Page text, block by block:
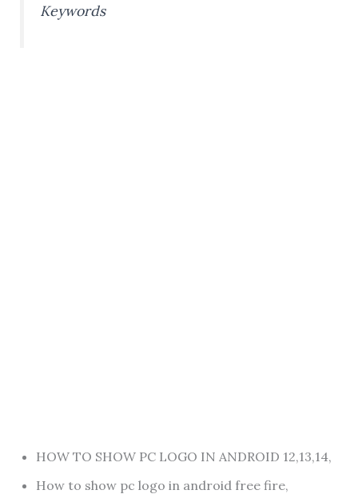
Keywords
HOW TO SHOW PC LOGO IN ANDROID 12,13,14,
How to show pc logo in android free fire,